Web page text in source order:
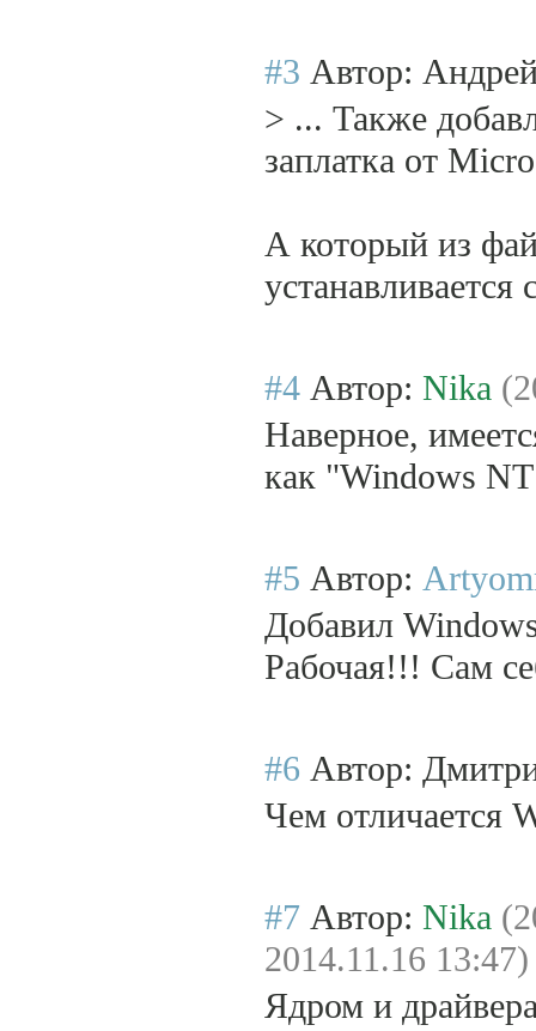
#3 Автор:
> ... Также
заплатка от
А который из
устанавливается
#4 Автор: Nika
Наверное,
как "Windows
#5 Автор:
Добавил
Рабочая!!! Сам
#6 Автор:
Чем отличается
#7 Автор: Nika
2014.11.16 13:47)
Ядром и